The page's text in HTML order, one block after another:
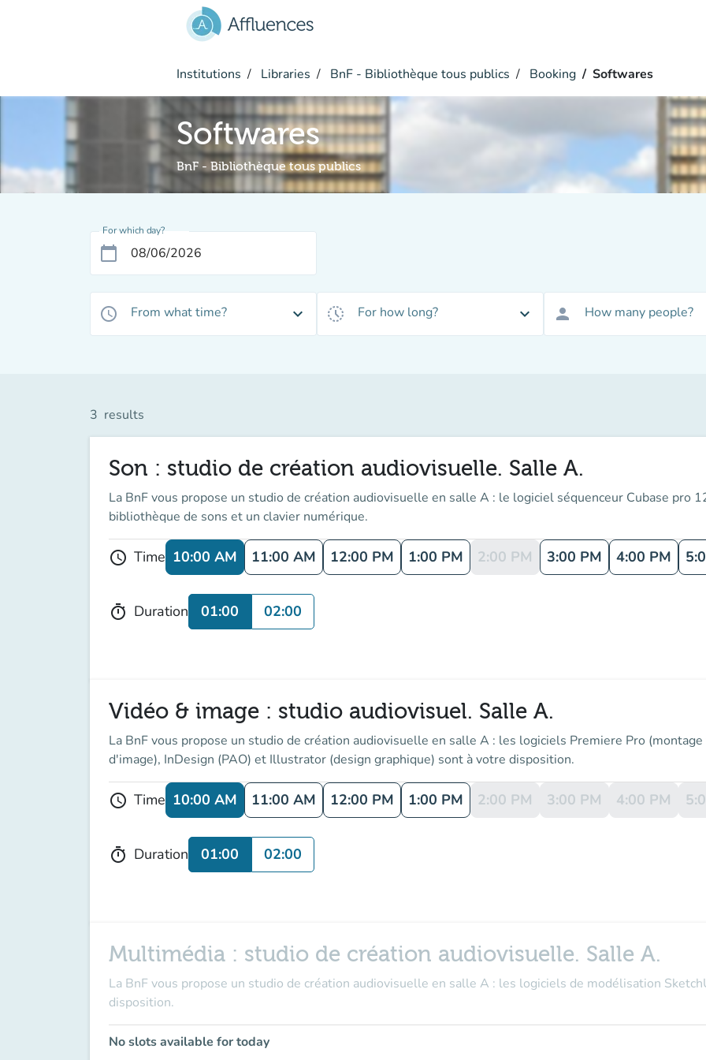
Institutions Libraries BnF - Bibliothèque tous publics Booking Softwares
Softwares
BnF - Bibliothèque tous publics
For which day?
calendar_today
access_time From what time? expand_more history_toggle_off For how long? expand_more person How many people?
3 results
Son : studio de création audiovisuelle. Salle A.
La BnF vous propose un studio de création audiovisuelle en salle A : le logiciel séquenceur Cubase pro
bibliothèque de sons et un clavier numérique.
schedule Time 10:00 AM 11:00 AM 12:00 PM 1:00 PM 2:00 PM 3:00 PM 4:00 PM
timer Duration 01:00 02:00
Vidéo & image : studio audiovisuel. Salle A.
La BnF vous propose un studio de création audiovisuelle en salle A : les logiciels Premiere Pro
d'image), InDesign (PAO) et Illustrator (design graphique) sont à votre disposition.
schedule Time 10:00 AM 11:00 AM 12:00 PM 1:00 PM 2:00 PM 3:00 PM 4:00 PM
timer Duration 01:00 02:00
Multimédia : studio de création audiovisuelle. Salle A.
La BnF vous propose un studio de création audiovisuelle en salle A : les logiciels de modélisation
disposition.
No slots available for today